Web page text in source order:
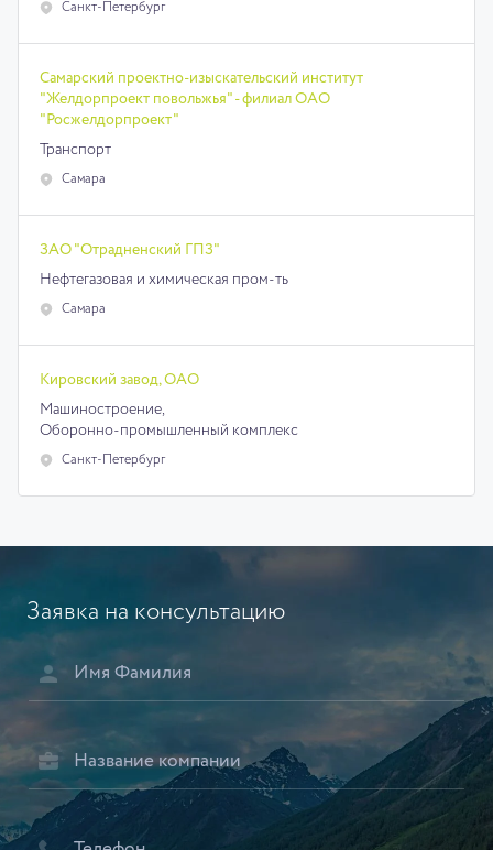
Санкт-Петербург
Самарский проектно-изыскательский институт
"Желдорпроект повольжья" - филиал ОАО
"Росжелдорпроект"
Транспорт
Самара
ЗАО "Отрадненский ГПЗ"
Нефтегазовая и химическая пром-ть
Самара
Кировский завод, ОАО
Машиностроение,
Оборонно-промышленный комплекс
Санкт-Петербург
Заявка на консультацию